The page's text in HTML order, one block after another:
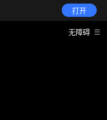
打开
无障碍